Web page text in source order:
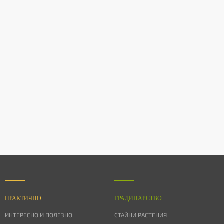
ПРАКТИЧНО
ИНТЕРЕСНО И ПОЛЕЗНО
ГРАДИНАРСТВО
СТАЙНИ РАСТЕНИЯ